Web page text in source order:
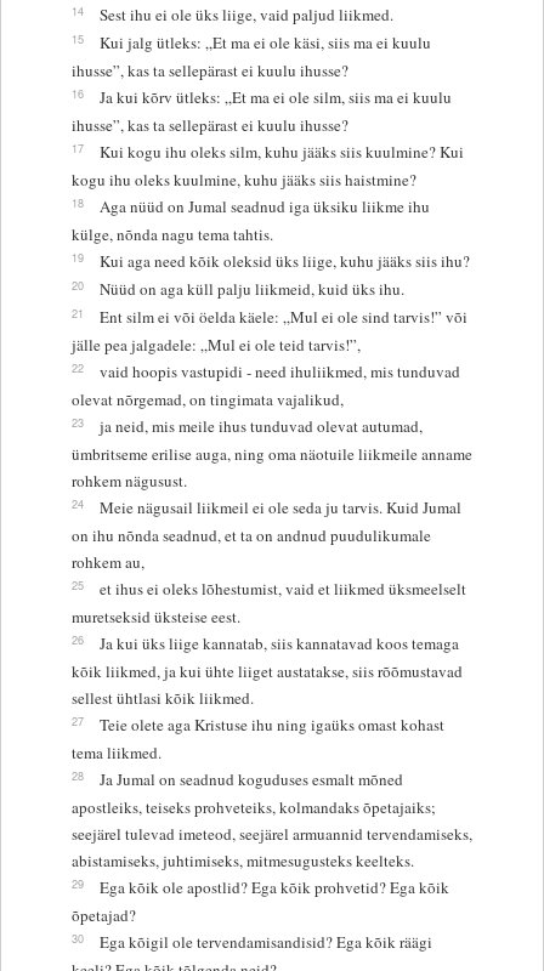
14 Sest ihu ei ole üks liige, vaid paljud liikmed.
15
Kui jalg ütleks: „Et ma ei ole käsi, siis ma ei kuulu
ihusse”, kas ta sellepärast ei kuulu ihusse?
16
Ja kui kõrv ütleks: „Et ma ei ole silm, siis ma ei kuulu
ihusse”, kas ta sellepärast ei kuulu ihusse?
17
Kui kogu ihu oleks silm, kuhu jääks siis kuulmine? Kui
kogu ihu oleks kuulmine, kuhu jääks siis haistmine?
18
Aga nüüd on Jumal seadnud iga üksiku liikme ihu
külge, nõnda nagu tema tahtis.
19 Kui aga need kõik oleksid üks liige, kuhu jääks siis ihu?
20 Nüüd on aga küll palju liikmeid, kuid üks ihu.
21
Ent silm ei või öelda käele: „Mul ei ole sind tarvis!” või
jälle pea jalgadele: „Mul ei ole teid tarvis!”,
22
vaid hoopis vastupidi - need ihuliikmed, mis tunduvad
olevat nõrgemad, on tingimata vajalikud,
23
ja neid, mis meile ihus tunduvad olevat autumad,
ümbritseme erilise auga, ning oma näotuile liikmeile anname
rohkem nägusust.
24
Meie nägusail liikmeil ei ole seda ju tarvis. Kuid Jumal
on ihu nõnda seadnud, et ta on andnud puudulikumale
rohkem au,
25
et ihus ei oleks lõhestumist, vaid et liikmed üksmeelselt
muretseksid üksteise eest.
26
Ja kui üks liige kannatab, siis kannatavad koos temaga
kõik liikmed, ja kui ühte liiget austatakse, siis rõõmustavad
sellest ühtlasi kõik liikmed.
27
Teie olete aga Kristuse ihu ning igaüks omast kohast
tema liikmed.
28
Ja Jumal on seadnud koguduses esmalt mõned
apostleiks, teiseks prohveteiks, kolmandaks õpetajaiks;
seejärel tulevad imeteod, seejärel armuannid tervendamiseks,
abistamiseks, juhtimiseks, mitmesugusteks keelteks.
29
Ega kõik ole apostlid? Ega kõik prohvetid? Ega kõik
õpetajad?
30
Ega kõigil ole tervendamisandisid? Ega kõik räägi